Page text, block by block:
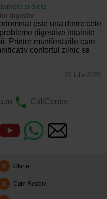
si dieta
digestiv
este una dintre cele
digestive intalnite
Printre manifestarile care
confortul zilnic se
26 iulie 2026
CallCenter
Oferte
Cum Rezerv